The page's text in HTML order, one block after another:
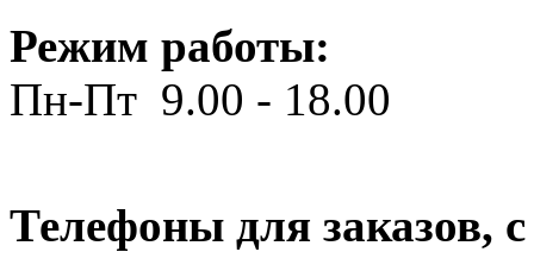
Режим работы:
Пн-Пт 9.00 - 18.00
Телефоны для заказов,